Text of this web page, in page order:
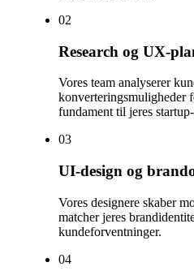
02
Research og UX-
Vores team analyserer
konverteringsmuligheder
fundament til jeres
03
UI-design og
Vores designere skaber
matcher jeres
kundeforventninger.
04